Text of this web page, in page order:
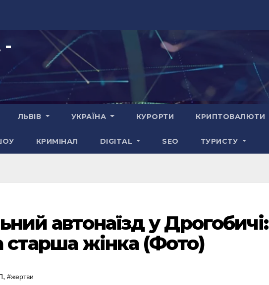
-
ЛЬВІВ УКРАЇНА КУРОРТИ КРИПТОВАЛЮТИ
КРИМІНАЛ DIGITAL SEO ТУРИСТУ
автонаїзд у Дрогобичі:
старша жінка (Фото)
, #жертви